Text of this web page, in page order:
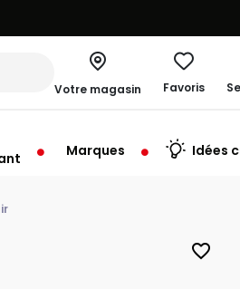
Votre magasin
à 10:00
Favoris
Marques Idées
favorite_border